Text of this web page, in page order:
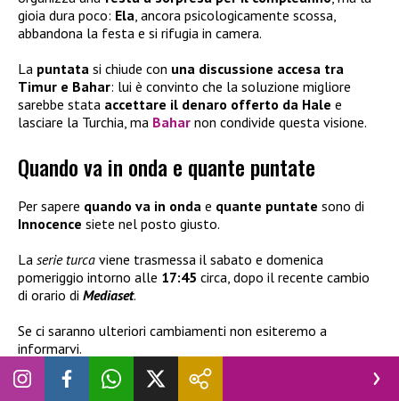
gioia dura poco: Ela , ancora psicologicamente scossa,
abbandona la festa e si rifugia in camera.
La puntata si chiude con una discussione accesa tra
Timur e Bahar: lui è convinto che la soluzione migliore
sarebbe stata accettare il denaro offerto da Hale e
lasciare la Turchia, ma Bahar non condivide questa visione.
Quando va in onda e quante puntate
Per sapere quando va in onda e quante puntate sono di
Innocence siete nel posto giusto.
La serie turca viene trasmessa il sabato e domenica
pomeriggio intorno alle 17:45 circa, dopo il recente cambio
di orario di Mediaset.
Se ci saranno ulteriori cambiamenti non esiteremo a
informarvi.
Innocence come vedere in TV e streaming